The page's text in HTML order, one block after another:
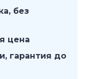
без
цена
гарантия до